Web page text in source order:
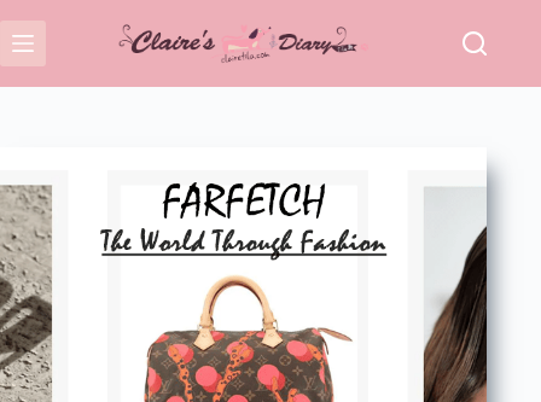
至
主